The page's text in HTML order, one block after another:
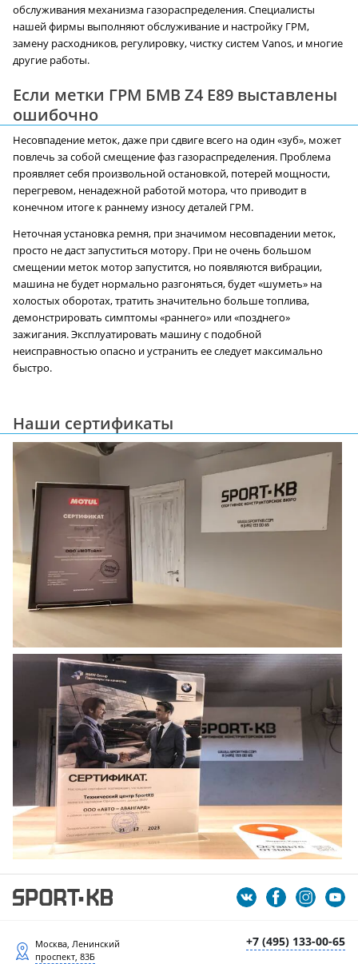
обслуживания механизма газораспределения. Специалисты
нашей фирмы выполняют обслуживание и настройку ГРМ,
замену расходников, регулировку, чистку систем Vanos, и многие
другие работы.
Если метки ГРМ БМВ Z4 E89 выставлены
ошибочно
Несовпадение меток, даже при сдвиге всего на один «зуб», может
повлечь за собой смещение фаз газораспределения. Проблема
проявляет себя произвольной остановкой, потерей мощности,
перегревом, ненадежной работой мотора, что приводит в
конечном итоге к раннему износу деталей ГРМ.
Неточная установка ремня, при значимом несовпадении меток,
просто не даст запуститься мотору. При не очень большом
смещении меток мотор запустится, но появляются вибрации,
машина не будет нормально разгоняться, будет «шуметь» на
холостых оборотах, тратить значительно больше топлива,
демонстрировать симптомы «раннего» или «позднего»
зажигания. Эксплуатировать машину с подобной
неисправностью опасно и устранить ее следует максимально
быстро.
Наши сертификаты
+7 (495) 133-00-65
Москва, Ленинский
проспект, 83Б